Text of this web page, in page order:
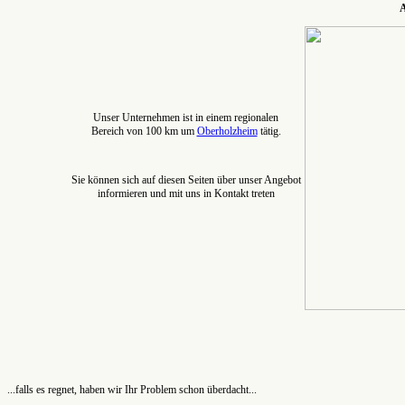
Unser Unternehmen ist in einem regionalen
Bereich von 100 km um Oberholzheimtätig.
Sie können sich auf diesen Seiten über unser Angebot
informieren und mit uns in Kontakt treten
...falls es regnet, haben wir Ihr Problem schon überdacht...